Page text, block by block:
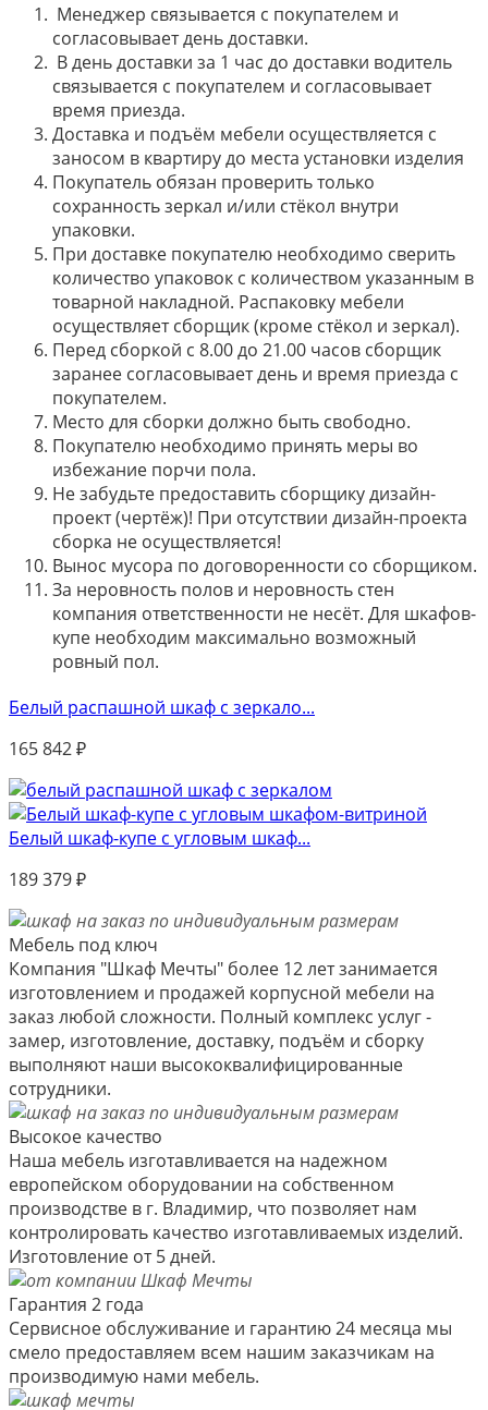
Менеджер связывается с покупателем и
согласовывает день доставки.
В день доставки за 1 час до доставки водитель
связывается с покупателем и согласовывает
время приезда.
Доставка и подъём мебели осуществляется с
заносом в квартиру до места установки изделия
Покупатель обязан проверить только
сохранность зеркал и/или стёкол внутри
упаковки.
При доставке покупателю необходимо сверить
количество упаковок с количеством указанным в
товарной накладной. Распаковку мебели
осуществляет сборщик (кроме стёкол и зеркал).
Перед сборкой с 8.00 до 21.00 часов сборщик
заранее согласовывает день и время приезда с
покупателем.
Место для сборки должно быть свободно.
Покупателю необходимо принять меры во
избежание порчи пола.
Не забудьте предоставить сборщику дизайн-
проект (чертёж)! При отсутствии дизайн-проекта
сборка не осуществляется!
Вынос мусора по договоренности со сборщиком.
За неровность полов и неровность стен
компания ответственности не несёт. Для шкафов-
купе необходим максимально возможный
ровный пол.
Белый распашной шкаф с зеркало...
165 842₽
Белый шкаф-купе с угловым шкаф...
189 379₽
Мебель под ключ
Компания "Шкаф Мечты" более 12 лет занимается
изготовлением и продажей корпусной мебели на
заказ любой сложности. Полный комплекс услуг -
замер, изготовление, доставку, подъём и сборку
выполняют наши высококвалифицированные
сотрудники.
Высокое качество
Наша мебель изготавливается на надежном
европейском оборудовании на собственном
производстве в г. Владимир, что позволяет нам
контролировать качество изготавливаемых изделий.
Изготовление от 5 дней.
Гарантия 2 года
Сервисное обслуживание и гарантию 24 месяца мы
смело предоставляем всем нашим заказчикам на
производимую нами мебель.